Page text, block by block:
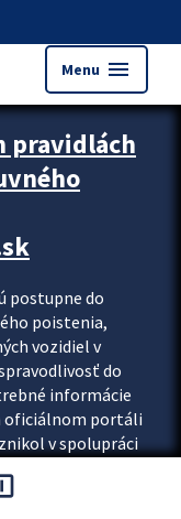
Menu menu
pravidlách
postupne do
poistenia,
vozidiel v
do
informácie
oficiálnom portáli
v spolupráci
vnútra SR.